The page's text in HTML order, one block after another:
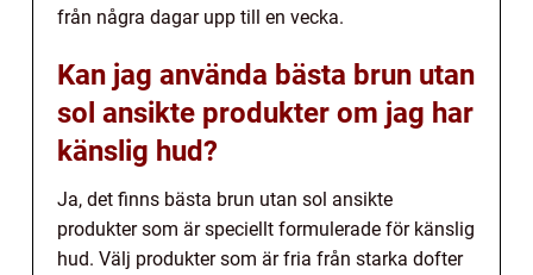
från några dagar upp till en vecka.
Kan jag använda bästa brun utan
sol ansikte produkter om jag har
känslig hud?
Ja, det finns bästa brun utan sol ansikte
produkter som är speciellt formulerade för känslig
hud. Välj produkter som är fria från starka dofter